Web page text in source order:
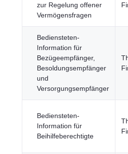
zur Regelung offener
Vermögensfragen
Bediensteten-
Information für
Bezügeempfänger,
Besoldungsempfänger
und
Versorgungsempfänger
Bediensteten-
Information für
Beihilfeberechtigte